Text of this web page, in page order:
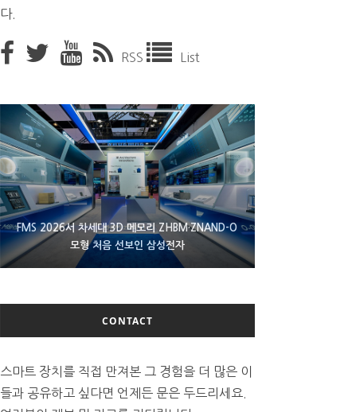
다.
RSS List
FMS 2026서 차세대 3D 메모리 ZHBM·ZNAND-O
모형 처음 선보인 삼성전자
에이수스 구글북 ‘CX9406’ 제품 이미지 유출
XBOX 25주년 맞아 무료 선물 나누는 마이크로소프
트
CONTACT
스마트 장치를 직접 만져본 그 경험을 더 많은 이
들과 공유하고 싶다면 언제든 문은 두드리세요.